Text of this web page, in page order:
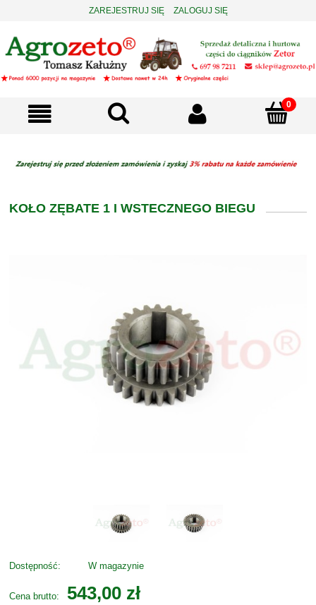
ZAREJESTRUJ SIĘ ZALOGUJ SIĘ
KOŁO ZĘBATE 1 I WSTECZNEGO BIEGU
Dostępność: W magazynie
Cena brutto: 543,00 zł